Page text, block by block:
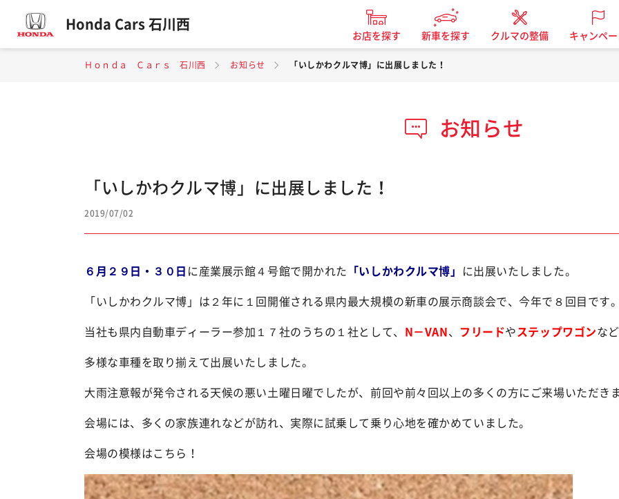
Honda Cars 石川西
お店を探す 新車を探す クルマの整備 キャンペー
Ｈｏｎｄａ Ｃａｒｓ 石川西 お知らせ 「いしかわクルマ博」に出展しました！
お知らせ
「いしかわクルマ博」に出展しました！
2019/07/02
６月２９日・３０日 に産業展示館４号館で開かれた 「いしかわクルマ博」 に出展いたしました。
「いしかわクルマ博」は２年に１回開催される県内最大規模の新車の展示商談会で、今年で８回目です。
当社も県内自動車ディーラー参加１７社のうちの１社として、 N－VAN 、 フリードや ステップワゴンな
多様な車種を取り揃えて出展いたしました。
大雨注意報が発令される天候の悪い土曜日曜でしたが、前回や前々回以上の多くの方にご来場いただき
会場には、多くの家族連れなどが訪れ、実際に試乗して乗り心地を確かめていました。
会場の模様はこちら！